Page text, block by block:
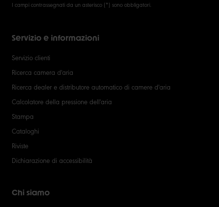
I campi contrassegnati da un asterisco (*) sono obbligatori.
Servizio e informazioni
Servizio clienti
Ricerca camera d'aria
Ricerca dealer e distributore automatico di camere d'aria
Calcolatore della pressione dell'aria
Stampa
Cataloghi
Riviste
Dichiarazione di accessibilità
Chi siamo